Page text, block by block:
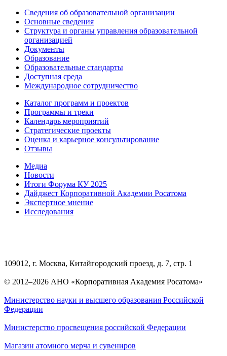
Сведения об образовательной организации
Основные сведения
Структура и органы управления образовательной
организацией
Документы
Образование
Образовательные стандарты
Доступная среда
Международное сотрудничество
Каталог программ и проектов
Программы и треки
Календарь мероприятий
Стратегические проекты
Оценка и карьерное консультирование
Отзывы
Медиа
Новости
Итоги Форума КУ 2025
Дайджест Корпоративной Академии Росатома
Экспертное мнение
Исследования
109012, г. Москва, Китайгородский проезд, д. 7, стр. 1
© 2012–2026 АНО «Корпоративная Академия Росатома»
Министерство науки и высшего образования Российской
Федерации
Министерство просвещения российской Федерации
Магазин атомного мерча и сувениров